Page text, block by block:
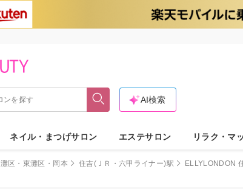
AI検索
ネイル・まつげサロン エステサロン リラク・マ
灘区・東灘区・岡本 住吉(ＪＲ・六甲ライナー)駅 ELLYLONDON